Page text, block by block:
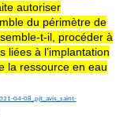
autoriser
du périmètre de
t-il, procéder à
liées à l’implantation
la ressource en eau
04-08_pjt_avis_saint-